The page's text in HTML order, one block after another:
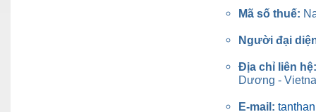
Mã số thuế:
Người đại
Địa chỉ liên
Dương -
E-mail: